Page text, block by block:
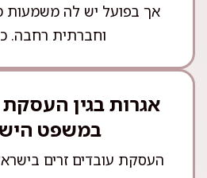
אך בפועל יש לה משמעות
וחברתית רחבה.
אגרות בגין העסקת
במשפט
העסקת עובדים זרים